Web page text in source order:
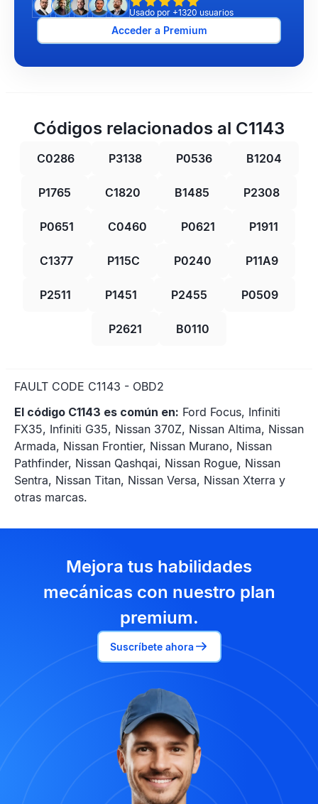
Usado por +1320 usuarios
Acceder a Premium
Códigos relacionados al C1143
C0286 P3138 P0536 B1204
P1765 C1820 B1485 P2308
P0651 C0460 P0621 P1911
C1377 P115C P0240 P11A9
P2511 P1451 P2455 P0509
P2621 B0110
FAULT CODE C1143 - OBD2
El código C1143 es común en: Ford Focus, Infiniti
FX35, Infiniti G35, Nissan 370Z, Nissan Altima, Nissan
Armada, Nissan Frontier, Nissan Murano, Nissan
Pathfinder, Nissan Qashqai, Nissan Rogue, Nissan
Sentra, Nissan Titan, Nissan Versa, Nissan Xterra y
otras marcas.
Mejora tus habilidades
mecánicas con nuestro plan
premium.
Suscríbete ahora